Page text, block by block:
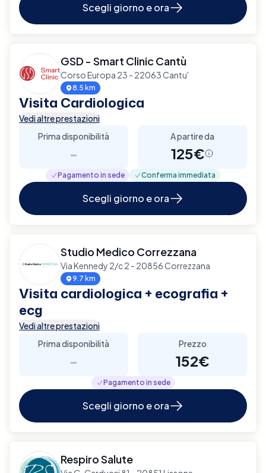
Scegli giorno e ora
GSD - Smart Clinic Cantù
Corso Europa 23 - 22063 Cantu'
8.5 km
Visita Cardiologica
Vedi altre prestazioni
Prima disponibilità
-
A partire da
125€
Pagamento in sede Conferma immediata
Scegli giorno e ora
Studio Medico Correzzana
Via Kennedy 2/c 2 - 20856 Correzzana
9.7 km
Visita cardiologica + ecografia +
ecg
Vedi altre prestazioni
Prima disponibilità
-
Prezzo
152€
Pagamento in sede
Scegli giorno e ora
Respiro Salute